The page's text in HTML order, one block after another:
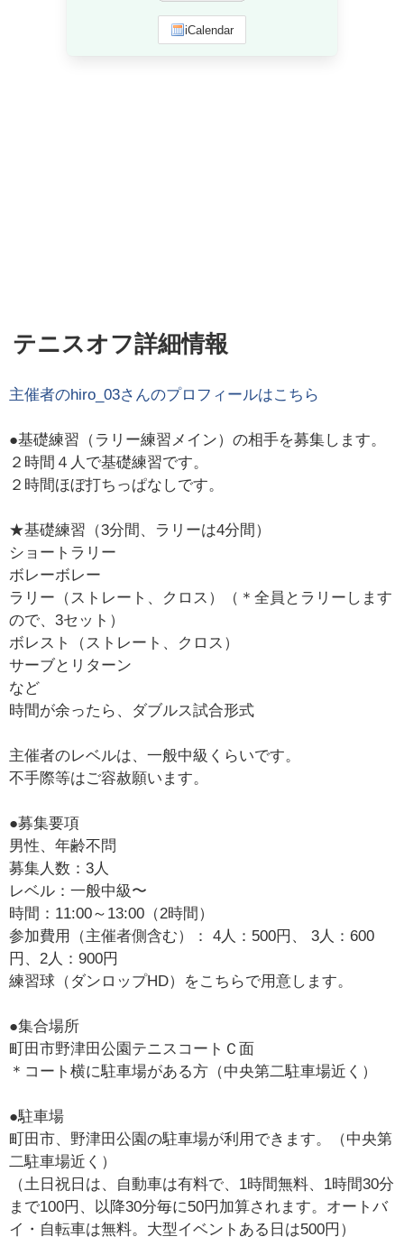
iCalendar
テニスオフ詳細情報
主催者のhiro_03さんのプロフィールはこちら
●基礎練習（ラリー練習メイン）の相手を募集します。
２時間４人で基礎練習です。
２時間ほぼ打ちっぱなしです。
★基礎練習（3分間、ラリーは4分間）
ショートラリー
ボレーボレー
ラリー（ストレート、クロス）（＊全員とラリーします
ので、3セット）
ボレスト（ストレート、クロス）
サーブとリターン
など
時間が余ったら、ダブルス試合形式
主催者のレベルは、一般中級くらいです。
不手際等はご容赦願います。
●募集要項
男性、年齢不問
募集人数：3人
レベル：一般中級〜
時間：11:00～13:00（2時間）
参加費用（主催者側含む）： 4人：500円、 3人：600
円、2人：900円
練習球（ダンロップHD）をこちらで用意します。
●集合場所
町田市野津田公園テニスコートＣ面
＊コート横に駐車場がある方（中央第二駐車場近く）
●駐車場
町田市、野津田公園の駐車場が利用できます。（中央第
二駐車場近く）
（土日祝日は、自動車は有料で、1時間無料、1時間30分
まで100円、以降30分毎に50円加算されます。オートバ
イ・自転車は無料。大型イベントある日は500円）